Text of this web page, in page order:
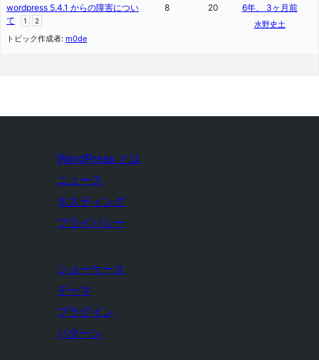
wordpress 5.4.1 からの障害につい
て
1 2
トピック作成者: m0de
8 20 6年、 3ヶ月前
水野史土
WordPress とは
ニュース
ホスティング
プライバシー
ショーケース
テーマ
プラグイン
パターン